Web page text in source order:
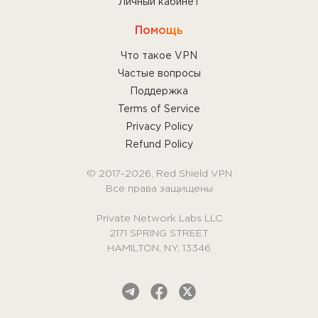
Личный кабинет
Помощь
Что такое VPN
Частые вопросы
Поддержка
Terms of Service
Privacy Policy
Refund Policy
© 2017-2026, Red Shield VPN
Все права защищены
Private Network Labs LLC
2171 SPRING STREET
HAMILTON, NY, 13346